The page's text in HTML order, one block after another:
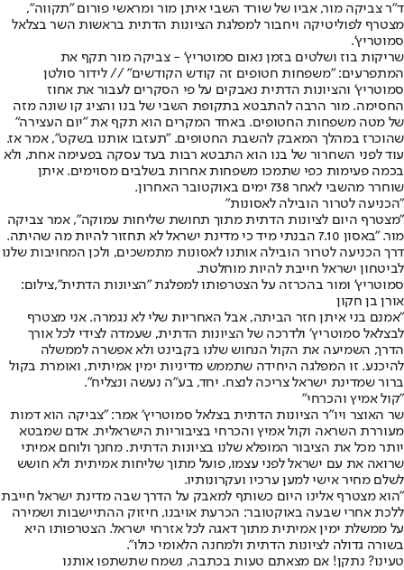
ד"ר צביקה מור, אביו של שורד השבי איתן מור ומראשי פורום "תקווה",
מצטרף לפוליטיקה ויחבור למפלגת הציונות הדתית בראשות השר בצלאל
סמוטריץ'.
שריקות בוז ושלטים בזמן נאום סמוטריץ' - צביקה מור תקף את
המתפרעים: "משפחות חטופים זה קודש הקודשים" // לידור סולטן
סמוטריץ' והציונות הדתית נאבקים על פי הסקרים לעבור את אחוז
החסימה. מור הרבה להתבטא בתקופת השבי של בנו והציג קו שונה מזה
של מטה משפחות החטופים. באחד המקרים הוא תקף את "יום העצירה"
שהוכרז במהלך המאבק להשבת החטופים. "תעזבו אותנו בשקט", אמר אז.
עוד לפני השחרור של בנו הוא התבטא רבות בעד עסקה בפעימה אחת, ולא
בכמה פעימות כפי שתמכו משפחות אחרות בשלבים מסוימים. איתן
שוחרר מהשבי לאחר 738 ימים באוקטובר האחרון.
"הכניעה לטרור הובילה לאסונות"
"מצטרף היום לציונות הדתית מתוך תחושת שליחות עמוקה", אמר צביקה
מור. "באסון 7.10 הבנתי מיד כי מדינת ישראל לא תחזור להיות מה שהיתה.
דרך הכניעה לטרור הובילה אותנו לאסונות מתמשכים, ולכן המחויבות שלנו
לביטחון ישראל חייבת להיות מוחלטת.
סמוטריץ' ומור בהכרזה על הצטרפותו למפלגת "הציונות הדתית",צילום:
אורן בן חקון
"אמנם בני איתן חזר הביתה, אבל האחריות שלי לא נגמרה. אני מצטרף
לבצלאל סמוטריץ׳ ולדרכה של הציונות הדתית, שעמדה לצידי לכל אורך
הדרך, השמיעה את הקול הנחוש שלנו בקבינט ולא אפשרה לממשלה
להיכנע. זו המפלגה היחידה שתממש מדיניות ימין אמיתית, ואומרת בקול
ברור שמדינת ישראל צריכה לנצח. יחד, בע"ה נעשה ונצליח".
"קול אמיץ והכרחי"
שר האוצר ויו״ר הציונות הדתית בצלאל סמוטריץ׳ אמר: "צביקה הוא דמות
מעוררת השראה וקול אמיץ והכרחי בציבוריות הישראלית. אדם שמבטא
יותר מכל את הציבור המופלא שלנו בציונות הדתית. מחנך ולוחם אמיתי
שרואה את עם ישראל לפני עצמו, פועל מתוך שליחות אמיתית ולא חושש
לשלם מחיר אישי למען ערכיו ועקרונותיו.
"הוא מצטרף אלינו היום כשותף למאבק על הדרך שבה מדינת ישראל חייבת
ללכת אחרי שבעה באוקטובר: הכרעת אויבנו, חיזוק ההתיישבות ושמירה
על ממשלת ימין אמיתית מתוך דאגה לכל אזרחי ישראל. הצטרפותו היא
בשורה גדולה לציונות הדתית ולמחנה הלאומי כולו".
טעינו? נתקן! אם מצאתם טעות בכתבה, נשמח שתשתפו אותנו